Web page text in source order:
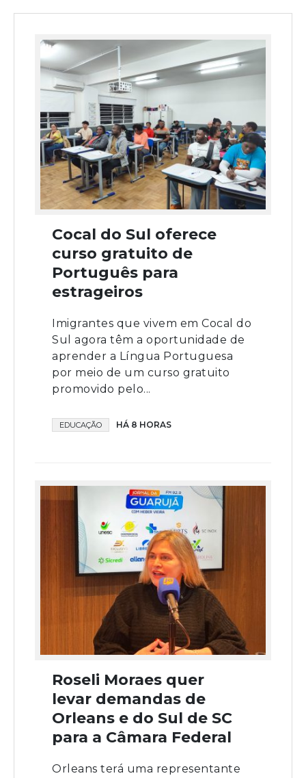
Cocal do Sul oferece
curso gratuito de
Português para
estrageiros
Imigrantes que vivem em Cocal do
Sul agora têm a oportunidade de
aprender a Língua Portuguesa
por meio de um curso gratuito
promovido pelo...
EDUCAÇÃO HÁ 8 HORAS
Roseli Moraes quer
levar demandas de
Orleans e do Sul de SC
para a Câmara Federal
Orleans terá uma representante